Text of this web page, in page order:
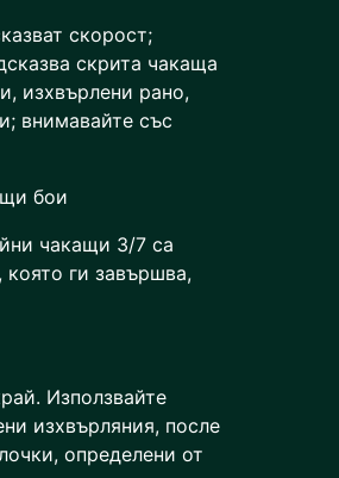
скорост;
скрита чакаща
изхвърлени рано,
внимавайте със
бои
чакащи 3/7 са
която ги завършва,
Използвайте
изхвърляния, после
определени от